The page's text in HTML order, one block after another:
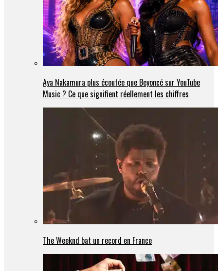
Aya Nakamura plus écoutée que Beyoncé sur YouTube
Music ? Ce que signifient réellement les chiffres
The Weeknd bat un record en France